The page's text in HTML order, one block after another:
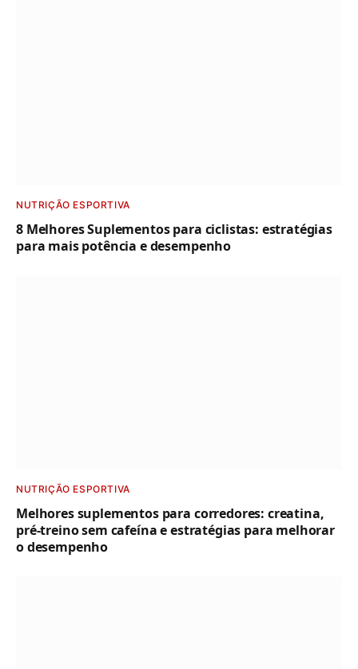
NUTRIÇÃO ESPORTIVA
8 Melhores Suplementos para ciclistas: estratégias
para mais potência e desempenho
NUTRIÇÃO ESPORTIVA
Melhores suplementos para corredores: creatina,
pré-treino sem cafeína e estratégias para melhorar
o desempenho